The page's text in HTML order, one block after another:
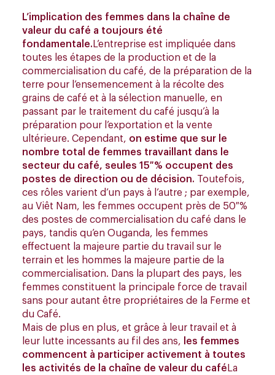
L’implication des femmes dans la chaîne de
valeur du café a toujours été
fondamentale. L’entreprise est impliquée dans
toutes les étapes de la production et de la
commercialisation du café, de la préparation de la
terre pour l’ensemencement à la récolte des
grains de café et à la sélection manuelle, en
passant par le traitement du café jusqu’à la
préparation pour l’exportation et la vente
ultérieure. Cependant, on estime que sur le
nombre total de femmes travaillant dans le
secteur du café, seules 15 % occupent des
postes de direction ou de décision. Toutefois,
ces rôles varient d’un pays à l’autre ; par exemple,
au Viêt Nam, les femmes occupent près de 50 %
des postes de commercialisation du café dans le
pays, tandis qu’en Ouganda, les femmes
effectuent la majeure partie du travail sur le
terrain et les hommes la majeure partie de la
commercialisation. Dans la plupart des pays, les
femmes constituent la principale force de travail
sans pour autant être propriétaires de la Ferme et
du Café.
Mais de plus en plus, et grâce à leur travail et à
leur lutte incessants au fil des ans,
les femmes
commencent à participer activement à toutes
les activités de la chaîne de valeur du café La